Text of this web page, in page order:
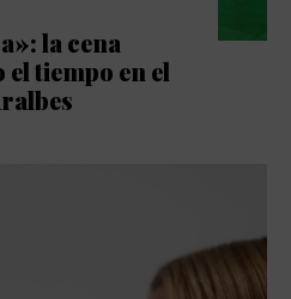
la cena
el tiempo en el